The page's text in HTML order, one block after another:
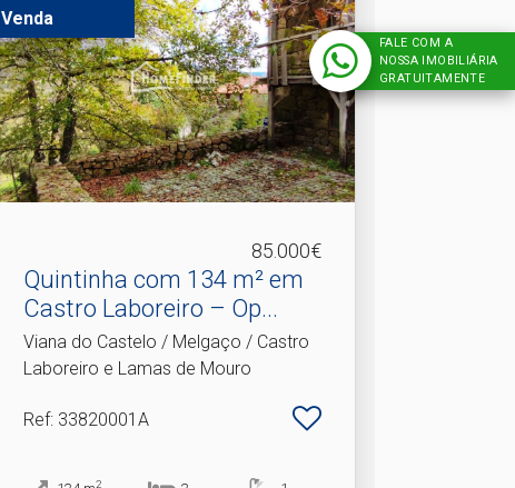
Venda
85.000€
Quintinha com 134 m² em
Castro Laboreiro – Op.​..
Viana do Castelo / Melgaço / Castro
Laboreiro e Lamas de Mouro
Ref: 33820001A
2
FALE COM A
NOSSA IMOBILIÁRIA
GRATUITAMENTE